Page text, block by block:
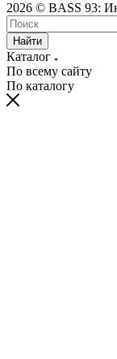
2026 © BASS 93:
Найти
Каталог
По всему сайту
По каталогу